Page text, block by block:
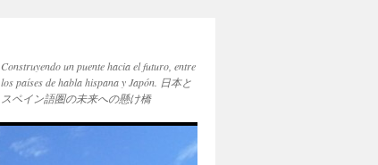
Construyendo un puente hacia el futuro, entre
los países de habla hispana y Japón. 日本と
スペイン語圏の未来への懸け橋